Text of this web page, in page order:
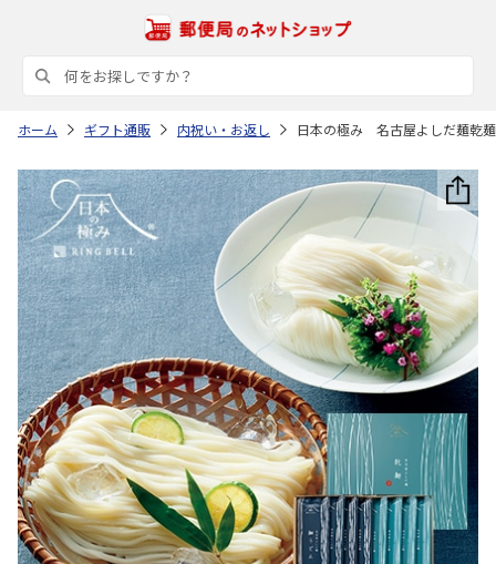
ホーム ギフト通販 内祝い・お返し 日本の極み 名古屋よしだ麺乾